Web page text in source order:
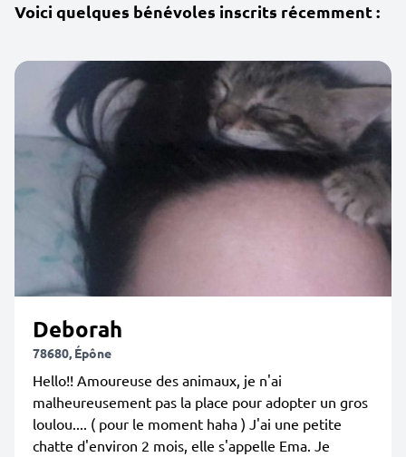
Voici quelques bénévoles inscrits récemment :
Deborah
78680, Épône
Hello!! Amoureuse des animaux, je n'ai
malheureusement pas la place pour adopter un gros
loulou.... ( pour le moment haha ) J'ai une petite
chatte d'environ 2 mois, elle s'appelle Ema. Je